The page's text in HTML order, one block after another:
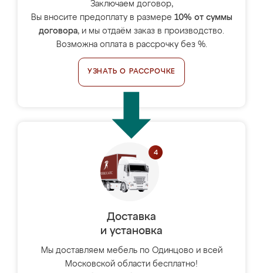
Заключаем договор,
Вы вносите предоплату в размере 10% от суммы
договора, и мы отдаём заказ в производство.
Возможна оплата в рассрочку без %.
УЗНАТЬ О РАССРОЧКЕ
Доставка
и установка
Мы доставляем мебель по Одинцово и всей
Московской области бесплатно!